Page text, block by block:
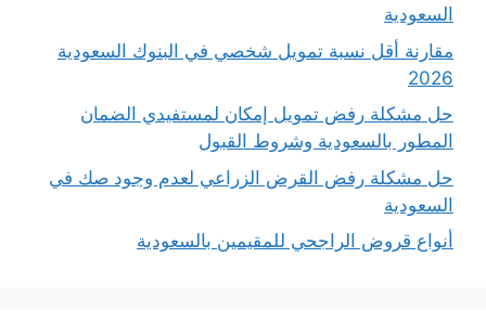
السعودية
مقارنة أقل نسبة تمويل شخصي في البنوك السعودية
2026
حل مشكلة رفض تمويل إمكان لمستفيدي الضمان
المطور بالسعودية وشروط القبول
حل مشكلة رفض القرض الزراعي لعدم وجود صك في
السعودية
أنواع قروض الراجحي للمقيمين بالسعودية